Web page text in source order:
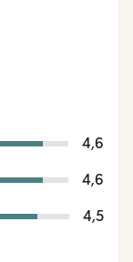
4,6
4,6
4,5